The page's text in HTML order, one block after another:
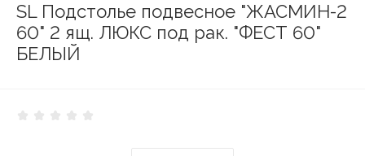
SL Подстолье подвесное "ЖАСМИН-2
60" 2 ящ. ЛЮКС под рак. "ФЕСТ 60"
БЕЛЫЙ